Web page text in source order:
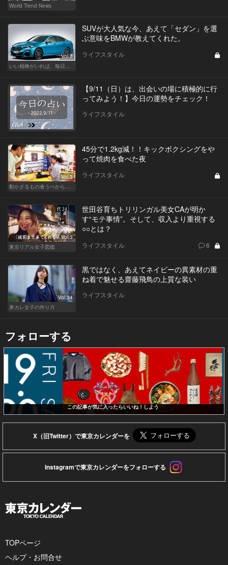
World Trend News
Vol.7
いい相棒がいれば、毎日が楽しい。クルマがあるとできること
SUVが大人気な今、あえて「セダン」を選
ぶ意味をBMWが教えてくれた。
ライフスタイル
【9/11（日）は、出会いの場に積極的に行
ってみよう！】今日の運勢をチェック！
ライフスタイル
Vol.3
動かざるもの食うべからず！食べるの大好き編集部員のダイエット体験記
45分で1.2kg減！！キックボクシングをや
って焼肉を食べた夜
ライフスタイル
Vol.3
東京リアル女子図鑑
世田谷育ちトリリンガル美女CAが明か
す“モテ事情”。そして、収入より重視する
○○とは？
ライフスタイル 6
Vol.34
東カレ女子の作り方
黒ではなく、あえてネイビーの異素材の重
ね着で魅せる齋藤飛鳥の上質な装い
ライフスタイル
フォローする
この記事が気に入ったらいいね！しよう
X（旧Twitter）で東京カレンダーを
Instagramで東京カレンダーをフォローする
TOPページ
ヘルプ・お問合せ